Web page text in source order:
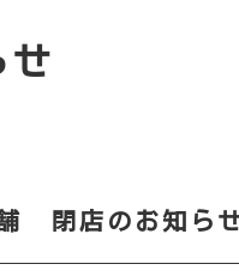
せ
閉店のお知ら